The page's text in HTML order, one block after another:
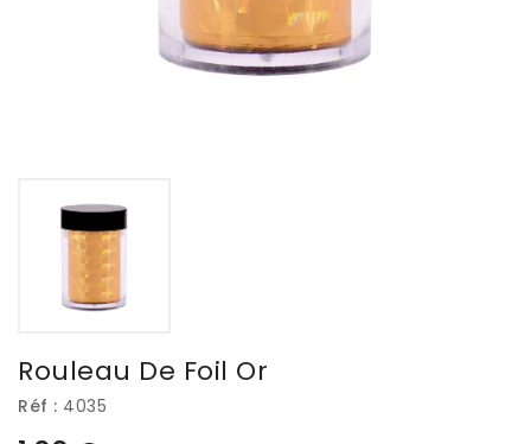
Rouleau De Foil Or
Réf : 4035